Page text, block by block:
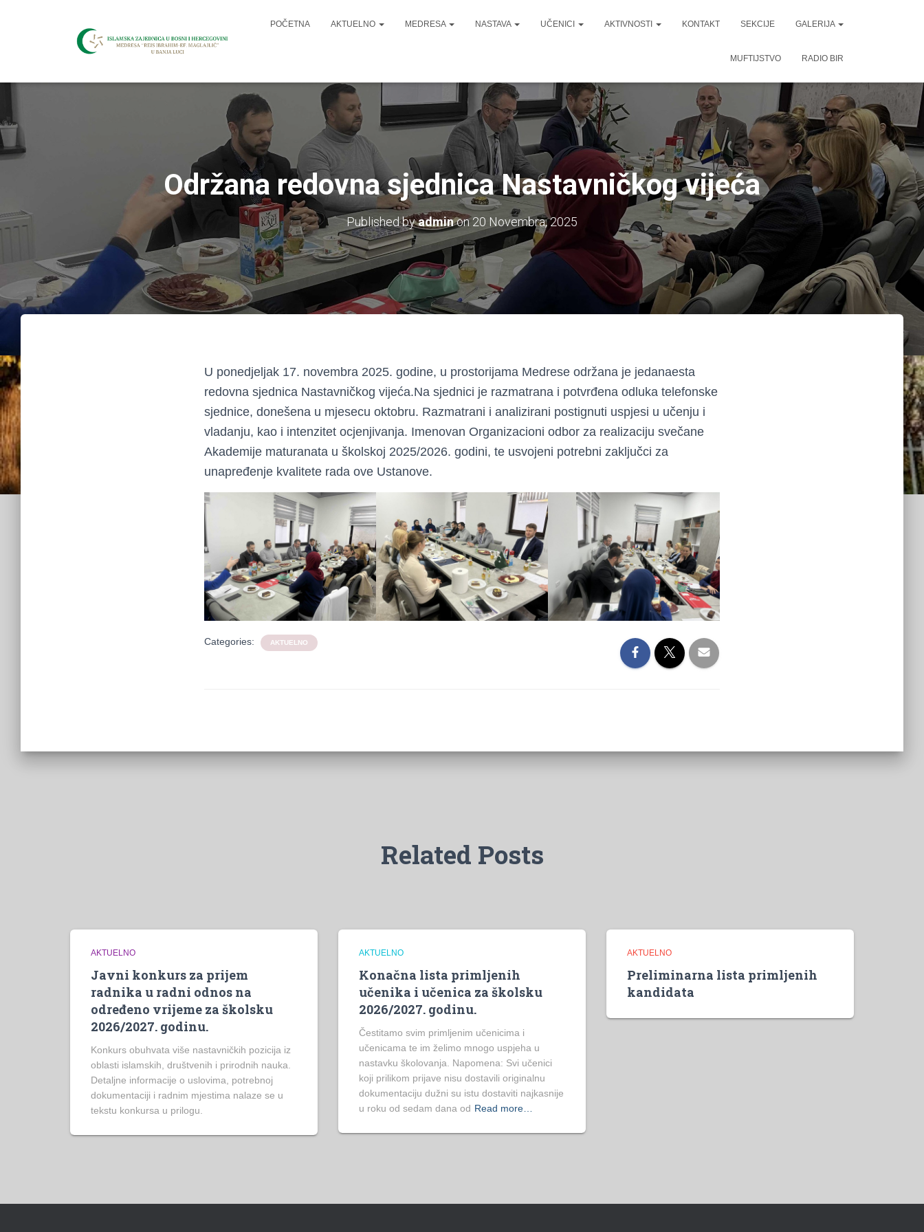
POČETNA AKTUELNO MEDRESA NASTAVA UČENICI AKTIVNOSTI KONTAKT SEKCIJE GALERIJA
MUFTIJSTVO RADIO BIR
Održana redovna sjednica Nastavničkog vijeća
Published byadminon20 Novembra, 2025
U ponedjeljak 17. novembra 2025. godine, u prostorijama Medrese održana je jedanaesta
redovna sjednica Nastavničkog vijeća.Na sjednici je razmatrana i potvrđena odluka telefonske
sjednice, donešena u mjesecu oktobru. Razmatrani i analizirani postignuti uspjesi u učenju i
vladanju, kao i intenzitet ocjenjivanja. Imenovan Organizacioni odbor za realizaciju svečane
Akademije maturanata u školskoj 2025/2026. godini, te usvojeni potrebni zaključci za
unapređenje kvalitete rada ove Ustanove.
Categories: AKTUELNO
Related Posts
AKTUELNO
Javni konkurs za prijem
radnika u radni odnos na
određeno vrijeme za školsku
2026/2027. godinu.
Konkurs obuhvata više nastavničkih pozicija iz
oblasti islamskih, društvenih i prirodnih nauka.
Detaljne informacije o uslovima, potrebnoj
dokumentaciji i radnim mjestima nalaze se u
tekstu konkursa u prilogu.
AKTUELNO
Konačna lista primljenih
učenika i učenica za školsku
2026/2027. godinu.
Čestitamo svim primljenim učenicima i
učenicama te im želimo mnogo uspjeha u
nastavku školovanja. Napomena: Svi učenici
koji prilikom prijave nisu dostavili originalnu
dokumentaciju dužni su istu dostaviti najkasnije
u roku od sedam dana od Read more…
AKTUELNO
Preliminarna lista primljenih
kandidata